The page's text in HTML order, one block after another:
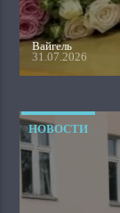
Вайгель
31.07.2026
НОВОСТИ